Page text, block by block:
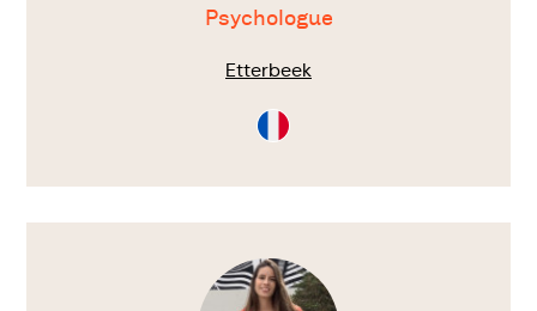
Psychologue
Etterbeek
Consultation
en
Voir